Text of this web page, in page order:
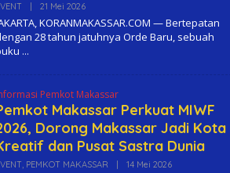
21 Mei 2026O
L
E
H
M
KORANMAKASSAR.COM — Bertepatan
28 tahun jatuhnya Orde Baru, sebuah
Pemkot Makassar
Makassar Perkuat MIWF
Dorong Makassar Jadi Kota
dan Pusat Sastra Dunia
, PEMKOT MAKASSAR 14 Mei 2026O